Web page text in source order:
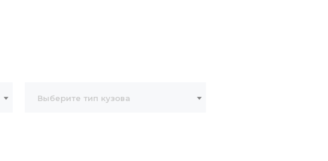
Выберите тип кузова